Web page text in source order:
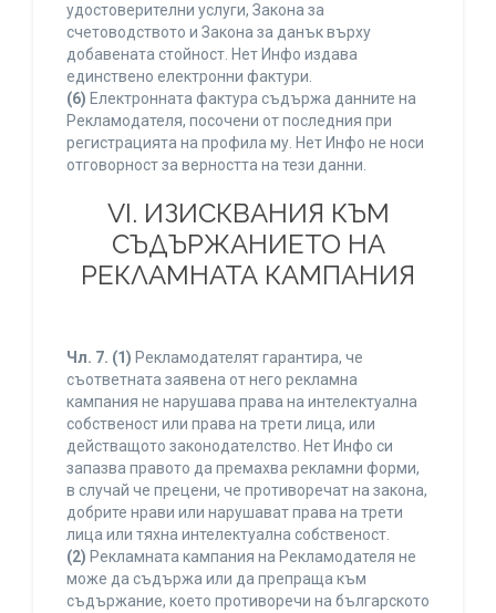
удостоверителни услуги, Закона за
счетоводството и Закона за данък върху
добавената стойност. Нет Инфо издава
единствено електронни фактури.
(6) Електронната фактура съдържа данните на
Рекламодателя, посочени от последния при
регистрацията на профила му. Нет Инфо не носи
отговорност за верността на тези данни.
VI. ИЗИСКВАНИЯ КЪМ
СЪДЪРЖАНИЕТО НА
РЕКЛАМНАТА КАМПАНИЯ
Чл. 7. (1) Рекламодателят гарантира, че
съответната заявена от него рекламна
кампания не нарушава права на интелектуална
собственост или права на трети лица, или
действащото законодателство. Нет Инфо си
запазва правото да премахва рекламни форми,
в случай че прецени, че противоречат на закона,
добрите нрави или нарушават права на трети
лица или тяхна интелектуална собственост.
(2) Рекламната кампания на Рекламодателя не
може да съдържа или да препраща към
съдържание, което противоречи на българското